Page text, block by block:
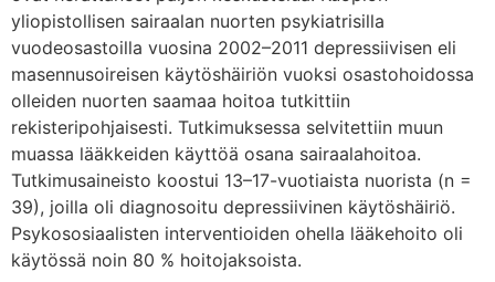
yliopistollisen sairaalan nuorten psykiatrisilla
vuodeosastoilla vuosina 2002–2011 depressiivisen eli
masennusoireisen käytöshäiriön vuoksi osastohoidossa
olleiden nuorten saamaa hoitoa tutkittiin
rekisteripohjaisesti. Tutkimuksessa selvitettiin muun
muassa lääkkeiden käyttöä osana sairaalahoitoa.
Tutkimusaineisto koostui 13–17-vuotiaista nuorista (n =
39), joilla oli diagnosoitu depressiivinen käytöshäiriö.
Psykososiaalisten interventioiden ohella lääkehoito oli
käytössä noin 80 % hoitojaksoista.